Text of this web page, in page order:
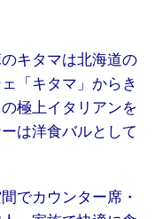
キタマは北海道の
「キタマ」からき
極上イタリアンを
は洋食バルとして
でカウンター席・